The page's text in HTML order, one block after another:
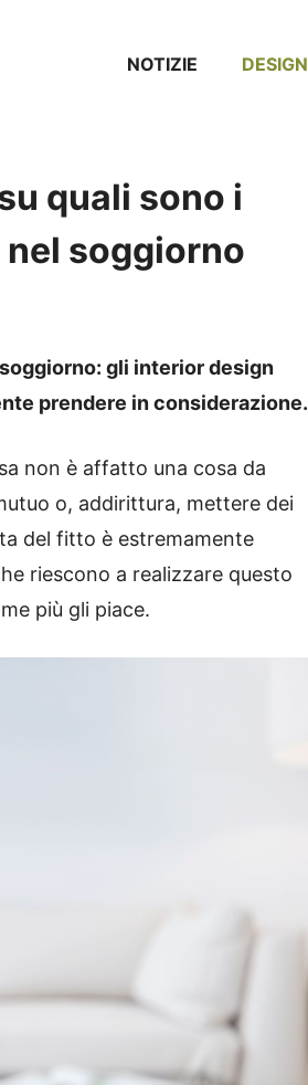
NOTIZIE DESIGN
quali sono i
soggiorno
gli interior design
prendere in considerazione.
non è affatto una cosa da
o, addirittura, mettere dei
del fitto è estremamente
riescono a realizzare questo
più gli piace.